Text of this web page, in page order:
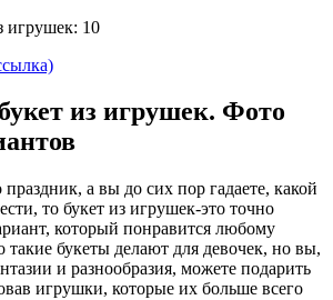
из игрушек. Фото
праздник, а вы до сих пор гадаете, какой
то букет из игрушек-это точно
который понравится любому
такие букеты делают для девочек, но вы,
и разнообразия, можете подарить
игрушки, которые их больше всего